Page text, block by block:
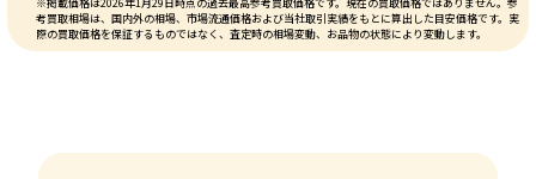
考買取相場は、国内外の相場、市場流通価格および当社取引実績をもとに算出した目安価格です。実
際の買取価格を保証するものではなく、査定時の相場変動、お品物の状態により変動します。